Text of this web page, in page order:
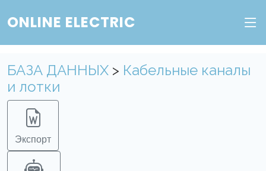
ONLINE ELECTRIC
БАЗА ДАННЫХ > Кабельные каналы
и лотки
Экспорт